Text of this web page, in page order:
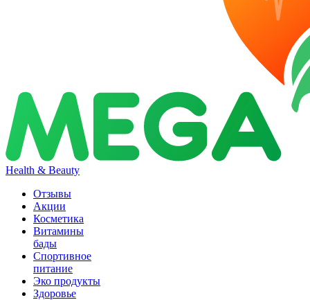
Health & Beauty
Отзывы
Акции
Косметика
Витамины
бады
Спортивное
питание
Эко продукты
Здоровье